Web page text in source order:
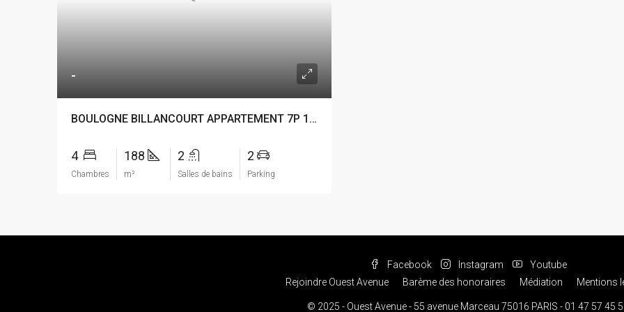
-
BOULOGNE BILLANCOURT APPARTEMENT 7P 188M²
4
Chambres
188
m²
2
Salles de bains
2
Parking
Facebook Instagram
Youtube
Rejoindre Ouest Avenue
Barème des honoraires Médiation Mentions
© 2025 - Ouest Avenue - 55 avenue Marceau 75016 PARIS - 01 47 57 45